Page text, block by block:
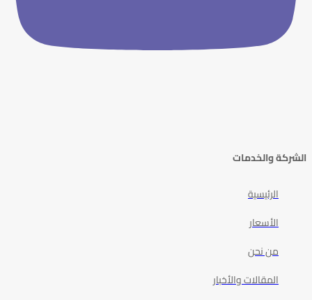
الشركة والخدمات
الرئيسية
الأسعار
من نحن
المقالات والأخبار